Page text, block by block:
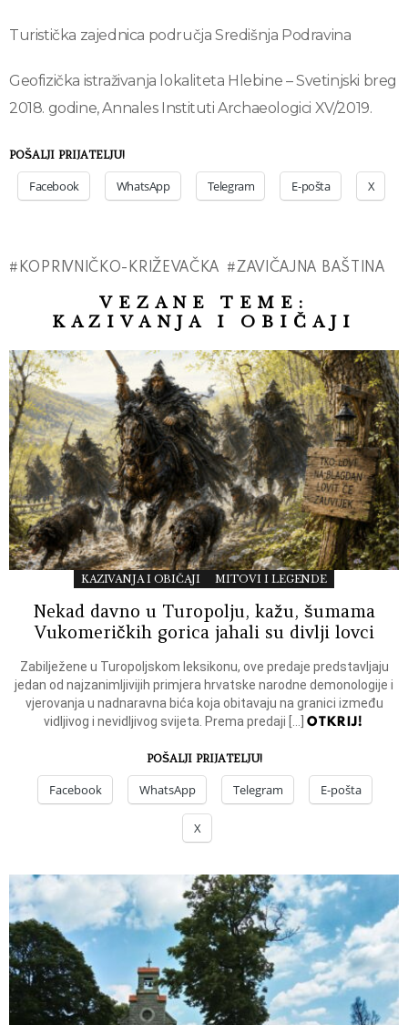
Turistička zajednica područja Središnja Podravina
Geofizička istraživanja lokaliteta Hlebine – Svetinjski breg
2018. godine, Annales Instituti Archaeologici XV/2019.
POŠALJI PRIJATELJU!
Facebook WhatsApp Telegram E-pošta X
KOPRIVNIČKO-KRIŽEVAČKA ZAVIČAJNA BAŠTINA
VEZANE TEME:
KAZIVANJA I OBIČAJI
KAZIVANJA I OBIČAJI MITOVI I LEGENDE
Nekad davno u Turopolju, kažu, šumama
Vukomeričkih gorica jahali su divlji lovci
Zabilježene u Turopoljskom leksikonu, ove predaje predstavljaju
jedan od najzanimljivijih primjera hrvatske narodne demonologije i
vjerovanja u nadnaravna bića koja obitavaju na granici između
vidljivog i nevidljivog svijeta. Prema predaji […]OTKRIJ!
POŠALJI PRIJATELJU!
Facebook WhatsApp Telegram E-pošta
X